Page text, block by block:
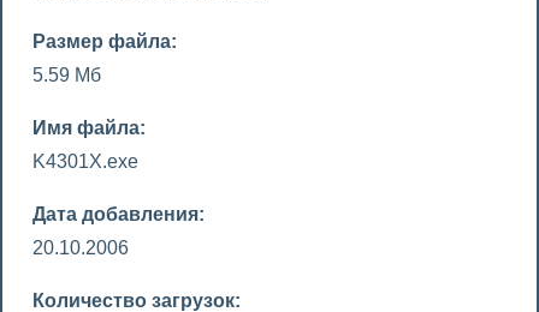
Размер файла:
5.59 Мб
Имя файла:
K4301X.exe
Дата добавления:
20.10.2006
Количество загрузок: